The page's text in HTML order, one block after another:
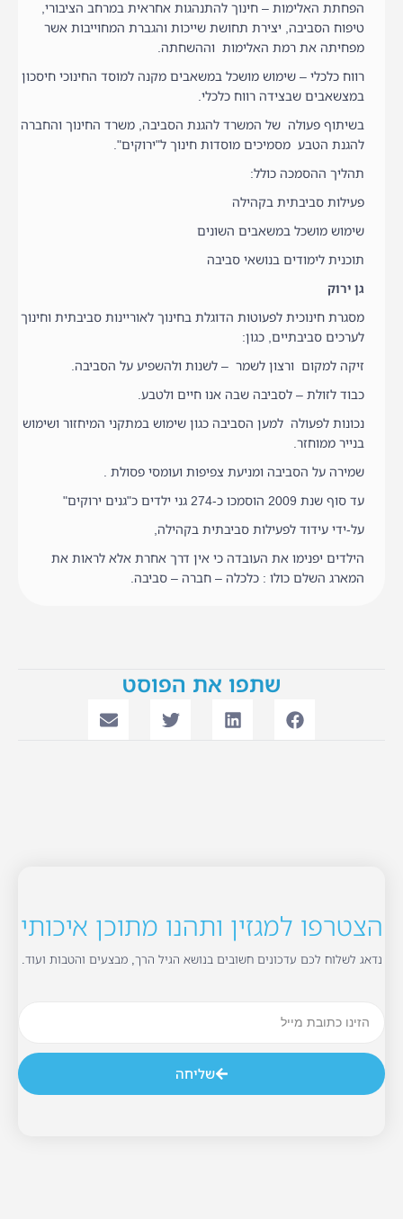
הפחתת האלימות – חינוך להתנהגות אחראית במרחב הציבורי,
טיפוח הסביבה, יצירת תחושת שייכות והגברת המחוייבות אשר
מפחיתה את רמת האלימות וההשחתה.
רווח כלכלי – שימוש מושכל במשאבים מקנה למוסד החינוכי חיסכון
במצשאבים שבצידה רווח כלכלי.
בשיתוף פעולה של המשרד להגנת הסביבה, משרד החינוך והחברה
להגנת הטבע מסמיכים מוסדות חינוך ל"ירוקים".
תהליך ההסמכה כולל:
פעילות סביבתית בקהילה
שימוש מושכל במשאבים השונים
תוכנית לימודים בנושאי סביבה
גן ירוק
מסגרת חינוכית לפעוטות הדוגלת בחינוך לאוריינות סביבתית וחינוך
לערכים סביבתיים, כגון:
זיקה למקום ורצון לשמר – לשנות ולהשפיע על הסביבה.
כבוד לזולת – לסביבה שבה אנו חיים ולטבע.
נכונות לפעולה למען הסביבה כגון שימוש במתקני המיחזור ושימוש
בנייר ממוחזר.
שמירה על הסביבה ומניעת צפיפות ועומסי פסולת .
עד סוף שנת 2009 הוסמכו כ-274 גני ילדים כ"גנים ירוקים"
על-ידי עידוד לפעילות סביבתית בקהילה,
הילדים יפנימו את העובדה כי אין דרך אחרת אלא לראות את
המארג השלם כולו : כלכלה – חברה – סביבה.
שתפו את הפוסט
הצטרפו למגזין ותהנו מתוכן איכותי
נדאג לשלוח לכם עדכונים חשובים בנושא הגיל הרך, מבצעים והטבות ועוד.
שליחה